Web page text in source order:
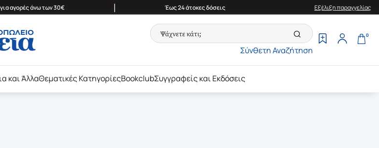
αγορές άνω των 30€ | Έως 24 άτοκες δόσεις Εξέλιξη παραγγελίας
Σύνθετη Αναζήτηση
0
και ΆλλαΘεματικές ΚατηγορίεςBookclubΣυγγραφείς και Εκδόσεις